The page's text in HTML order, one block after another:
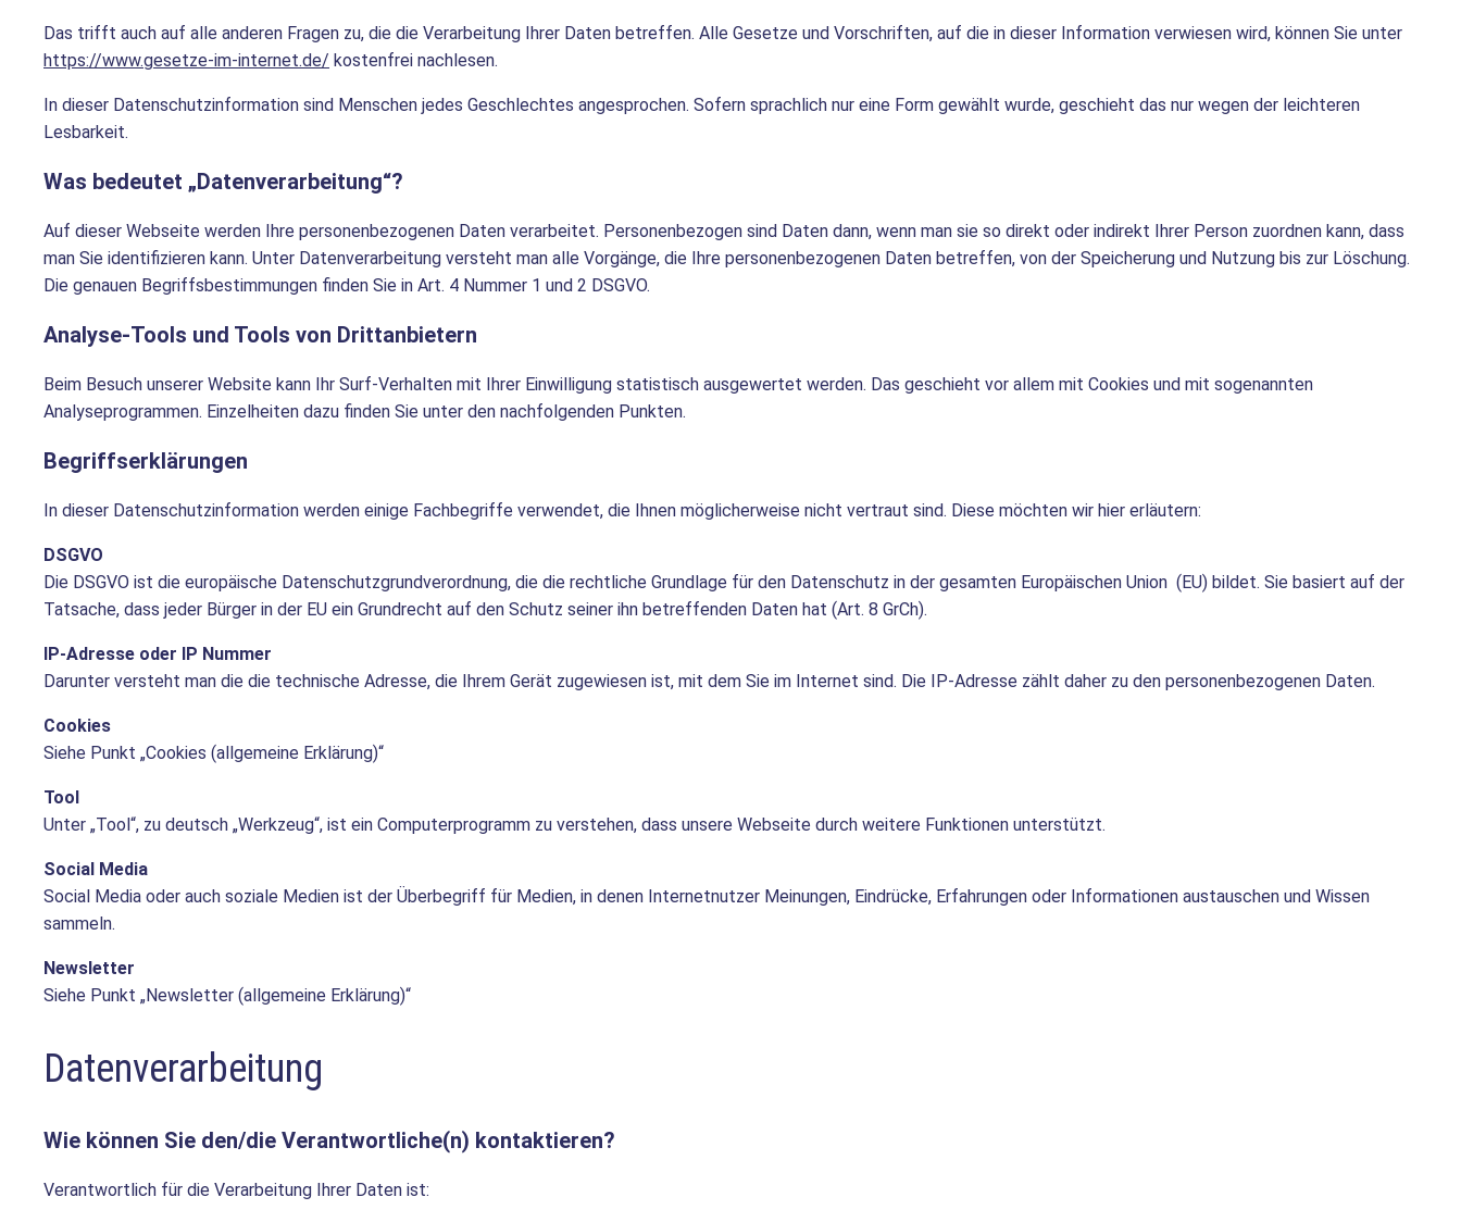
Das trifft auch auf alle anderen Fragen zu, die die Verarbeitung Ihrer Daten betreffen. Alle Gesetze und Vorschriften, auf die in dieser Information verwiesen wird, können Sie unter
https://www.gesetze-im-internet.de/ kostenfrei nachlesen.
In dieser Datenschutzinformation sind Menschen jedes Geschlechtes angesprochen. Sofern sprachlich nur eine Form gewählt wurde, geschieht das nur wegen der leichteren
Lesbarkeit.
Was bedeutet „Datenverarbeitung“?
Auf dieser Webseite werden Ihre personenbezogenen Daten verarbeitet. Personenbezogen sind Daten dann, wenn man sie so direkt oder indirekt Ihrer Person zuordnen kann, dass
man Sie identifizieren kann. Unter Datenverarbeitung versteht man alle Vorgänge, die Ihre personenbezogenen Daten betreffen, von der Speicherung und Nutzung bis zur Löschung.
Die genauen Begriffsbestimmungen finden Sie in Art. 4 Nummer 1 und 2 DSGVO.
Analyse-Tools und Tools von Drittanbietern
Beim Besuch unserer Website kann Ihr Surf-Verhalten mit Ihrer Einwilligung statistisch ausgewertet werden. Das geschieht vor allem mit Cookies und mit sogenannten
Analyseprogrammen. Einzelheiten dazu finden Sie unter den nachfolgenden Punkten.
Begriffserklärungen
In dieser Datenschutzinformation werden einige Fachbegriffe verwendet, die Ihnen möglicherweise nicht vertraut sind. Diese möchten wir hier erläutern:
DSGVO
Die DSGVO ist die europäische Datenschutzgrundverordnung, die die rechtliche Grundlage für den Datenschutz in der gesamten Europäischen Union (EU) bildet. Sie basiert auf der
Tatsache, dass jeder Bürger in der EU ein Grundrecht auf den Schutz seiner ihn betreffenden Daten hat (Art. 8 GrCh).
IP-Adresse oder IP Nummer
Darunter versteht man die die technische Adresse, die Ihrem Gerät zugewiesen ist, mit dem Sie im Internet sind. Die IP-Adresse zählt daher zu den personenbezogenen Daten.
Cookies
Siehe Punkt „Cookies (allgemeine Erklärung)“
Tool
Unter „Tool“, zu deutsch „Werkzeug“, ist ein Computerprogramm zu verstehen, dass unsere Webseite durch weitere Funktionen unterstützt.
Social Media
Social Media oder auch soziale Medien ist der Überbegriff für Medien, in denen Internetnutzer Meinungen, Eindrücke, Erfahrungen oder Informationen austauschen und Wissen
sammeln.
Newsletter
Siehe Punkt „Newsletter (allgemeine Erklärung)“
Datenverarbeitung
Wie können Sie den/die Verantwortliche(n) kontaktieren?
Verantwortlich für die Verarbeitung Ihrer Daten ist: